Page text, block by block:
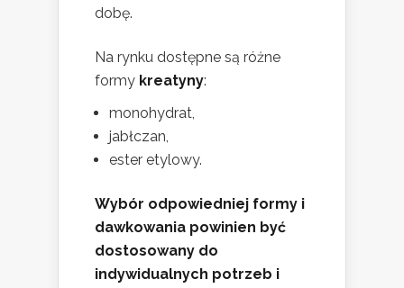
dobę.
Na rynku dostępne są różne
formy kreatyny:
monohydrat,
jabłczan,
ester etylowy.
Wybór odpowiedniej formy i
dawkowania powinien być
dostosowany do
indywidualnych potrzeb i